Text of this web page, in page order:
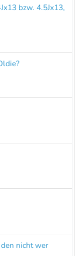
bzw. 4.5Jx13,
nicht wer